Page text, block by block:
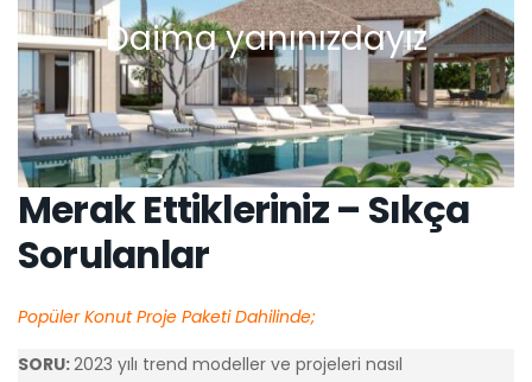
Daima yanınızdayız
Merak Ettikleriniz – Sıkça
Sorulanlar
Popüler Konut Proje Paketi Dahilinde;
SORU:2023 yılı trend modeller ve projeleri nasıl